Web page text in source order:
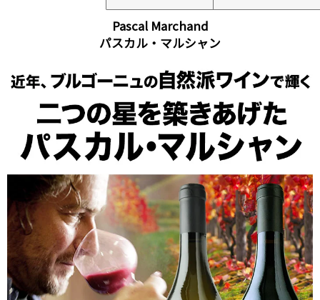
Pascal Marchand
パスカル・マルシャン